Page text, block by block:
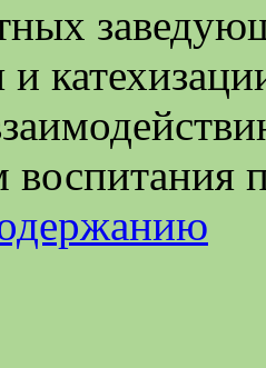
и
воспитания